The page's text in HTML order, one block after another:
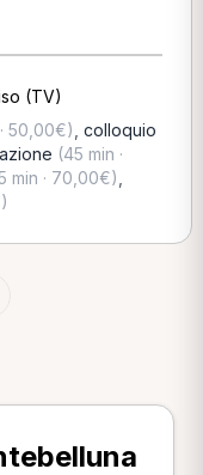
(TV)
50,00€) colloquio
(45 min ·
min · 70,00€)